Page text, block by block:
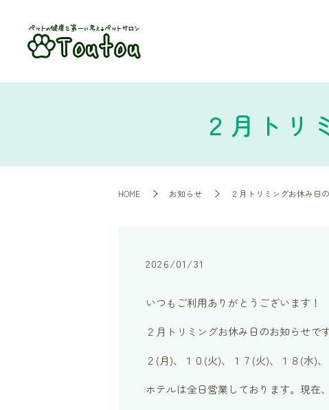
２月トリ
HOME お知らせ ２月トリミングお休み日
2026/01/31
いつもご利用ありがとうございます！
２月トリミングお休み日のお知らせで
２(月)、１０(火)、１７(火)、１８(水)
ホテルは全日営業しております。現在